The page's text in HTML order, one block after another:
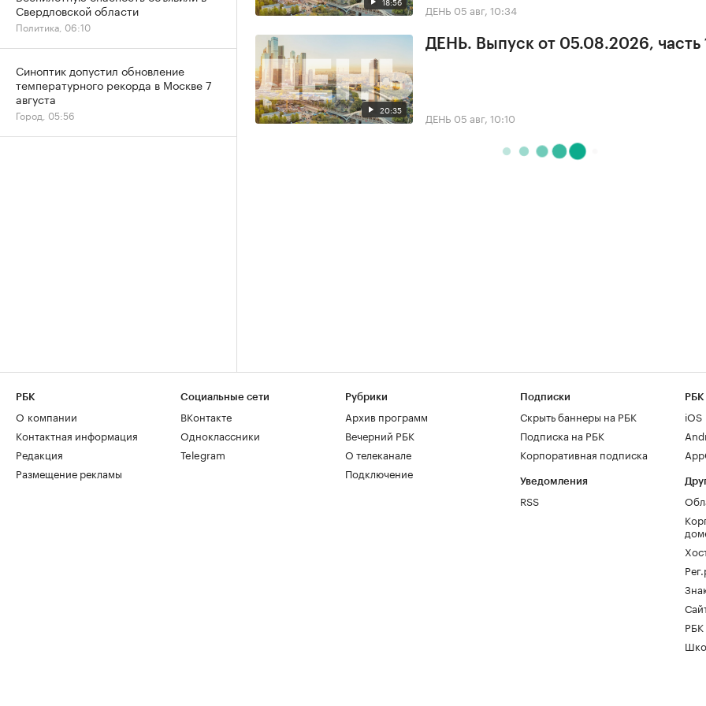
ДЕНЬ 05 авг, 10:34
20:35
ДЕНЬ. Выпуск от 05.08.2026, часть
ДЕНЬ 05 авг, 10:10
Свердловской области
Политика, 06:10
Синоптик допустил обновление
температурного рекорда в Москве 7
августа
Город, 05:56
РБК
О компании
Контактная информация
Редакция
Размещение рекламы
Социальные сети
ВКонтакте
Одноклассники
Telegram
Рубрики
Архив программ
Вечерний РБК
О телеканале
Подключение
Подписки
Скрыть баннеры на РБК
Подписка на РБК
Корпоративная подписка
Уведомления
RSS
РБК
iOS